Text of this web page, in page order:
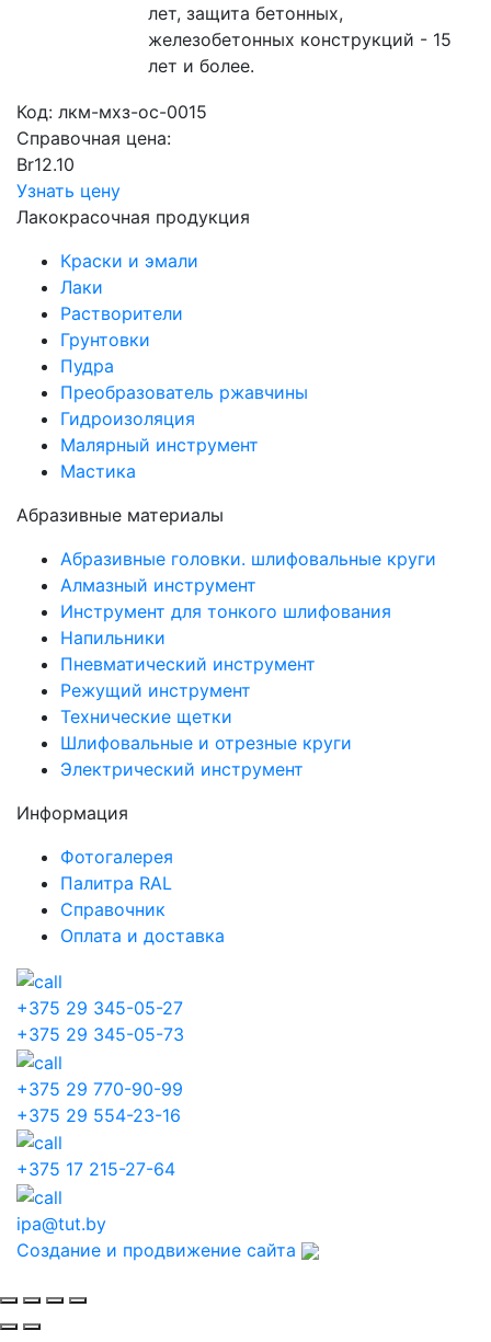
лет, защита бетонных,
железобетонных конструкций - 15
лет и более.
Код: лкм-мхз-ос-0015
Справочная цена:
Br12.10
Узнать цену
Лакокрасочная продукция
Краски и эмали
Лаки
Растворители
Грунтовки
Пудра
Преобразователь ржавчины
Гидроизоляция
Малярный инструмент
Мастика
Абразивные материалы
Абразивные головки. шлифовальные круги
Алмазный инструмент
Инструмент для тонкого шлифования
Напильники
Пневматический инструмент
Режущий инструмент
Технические щетки
Шлифовальные и отрезные круги
Электрический инструмент
Информация
Фотогалерея
Палитра RAL
Справочник
Оплата и доставка
+375 29 345-05-27
+375 29 345-05-73
+375 29 770-90-99
+375 29 554-23-16
+375 17 215-27-64
ipa@tut.by
Создание и продвижение сайта